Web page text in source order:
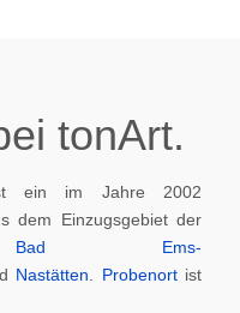
tonArt.
ein im Jahre 2002
dem Einzugsgebiet der
Bad Ems-
Nastätten Probenortist